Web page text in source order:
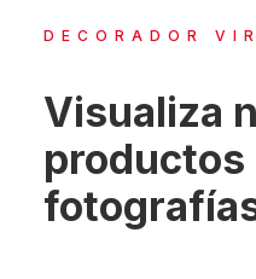
DECORADOR
Visualiza
productos